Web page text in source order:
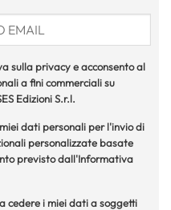
sulla privacy e acconsento al
a fini commerciali su
Edizioni S.r.l.
dati personali per l'invio di
personalizzate basate
previsto dall'Informativa
cedere i miei dati a soggetti